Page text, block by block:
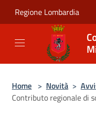
Regione Lombardia
Home > Novità >
Contributo regionale di